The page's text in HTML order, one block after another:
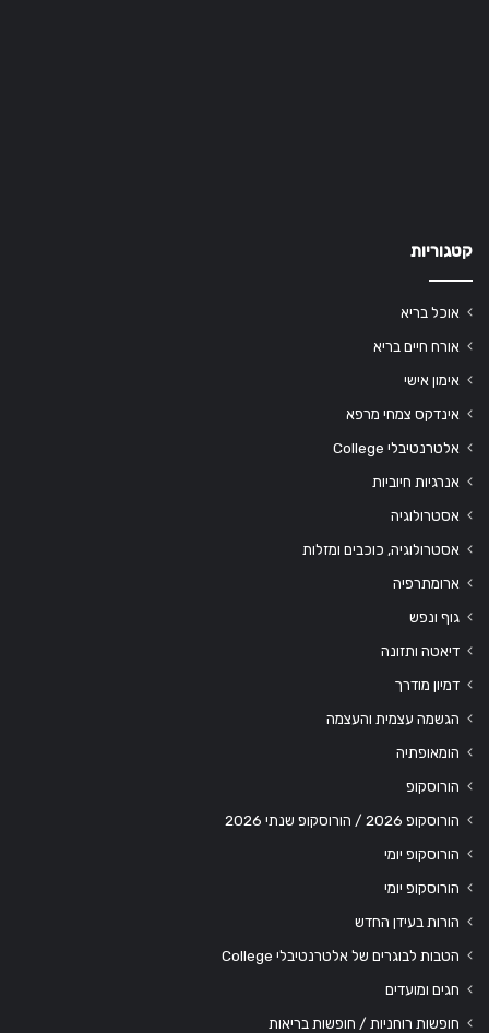
קטגוריות
אוכל בריא
אורח חיים בריא
אימון אישי
אינדקס צמחי מרפא
אלטרנטיבלי College
אנרגיות חיוביות
אסטרולוגיה
אסטרולוגיה, כוכבים ומזלות
ארומתרפיה
גוף ונפש
דיאטה ותזונה
דמיון מודרך
הגשמה עצמית והעצמה
הומאופתיה
הורוסקופ
הורוסקופ 2026 / הורוסקופ שנתי 2026
הורוסקופ יומי
הורוסקופ יומי
הורות בעידן החדש
הטבות לבוגרים של אלטרנטיבלי College
חגים ומועדים
חופשות רוחניות / חופשות בריאות